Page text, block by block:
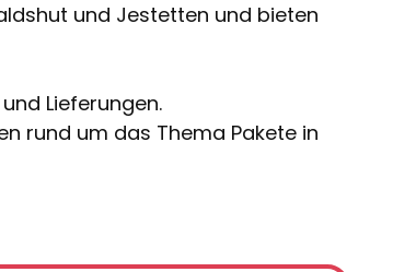
und Jestetten und bieten
Lieferungen.
rund um das Thema Pakete in